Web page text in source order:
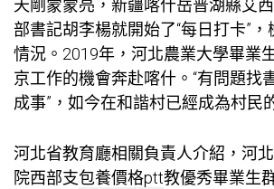
天剛蒙蒙亮，新疆喀什岳普湖縣艾
部書記胡李楊就開始了“每日打卡”
情況。2019年，河北農業大學畢業
京工作的機會奔赴喀什。“有問題找
成事”，如今在和諧村已經成為村民
河北省教育廳相關負責人介紹，河
院西部支包養價格ptt教優秀畢業生